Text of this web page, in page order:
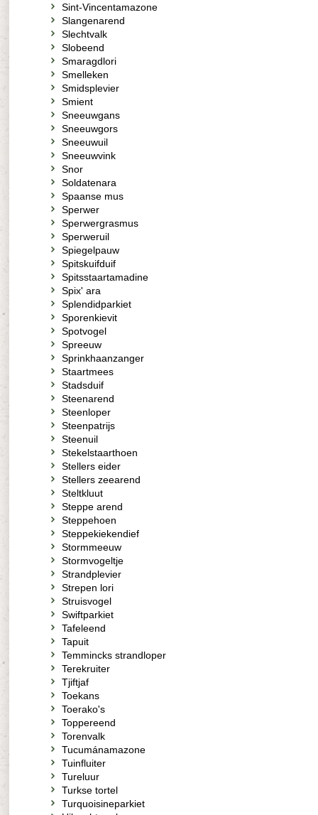
Sint-Vincentamazone
Slangenarend
Slechtvalk
Slobeend
Smaragdlori
Smelleken
Smidsplevier
Smient
Sneeuwgans
Sneeuwgors
Sneeuwuil
Sneeuwvink
Snor
Soldatenara
Spaanse mus
Sperwer
Sperwergrasmus
Sperweruil
Spiegelpauw
Spitskuifduif
Spitsstaartamadine
Spix' ara
Splendidparkiet
Sporenkievit
Spotvogel
Spreeuw
Sprinkhaanzanger
Staartmees
Stadsduif
Steenarend
Steenloper
Steenpatrijs
Steenuil
Stekelstaarthoen
Stellers eider
Stellers zeearend
Steltkluut
Steppe arend
Steppehoen
Steppekiekendief
Stormmeeuw
Stormvogeltje
Strandplevier
Strepen lori
Struisvogel
Swiftparkiet
Tafeleend
Tapuit
Temmincks strandloper
Terekruiter
Tjiftjaf
Toekans
Toerako's
Toppereend
Torenvalk
Tucumánamazone
Tuinfluiter
Tureluur
Turkse tortel
Turquoisineparkiet